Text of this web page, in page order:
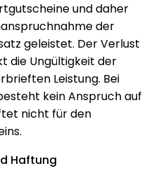
und daher
der
geleistet. Der Verlust
die Ungültigkeit der
Leistung. Bei
kein Anspruch auf
nicht für den
Haftung